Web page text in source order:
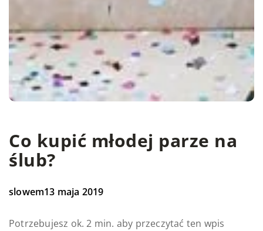
Co kupić młodej parze na
ślub?
slowem13 maja 2019
Potrzebujesz ok. 2 min. aby przeczytać ten wpis